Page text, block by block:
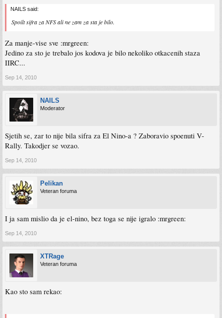
NAILS said:
Spoilt sifra za NFS ali ne zam za sta je bilo.
Za manje-vise sve :mrgreen:
Jedino za sto je trebalo jos kodova je bilo nekoliko otkacenih staza
IIRC...
Sep 14, 2010
NAILS
Moderator
Sjetih se, zar to nije bila sifra za El Nino-a ? Zaboravio spoenuti V-
Rally. Takodjer se vozao.
Sep 14, 2010
Pelikan
Veteran foruma
I ja sam mislio da je el-nino, bez toga se nije igralo :mrgreen:
Sep 14, 2010
XTRage
Veteran foruma
Kao sto sam rekao: